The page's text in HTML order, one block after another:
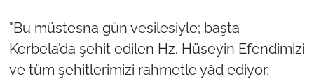
"Bu müstesna gün vesilesiyle; başta
Kerbela’da şehit edilen Hz. Hüseyin Efendimizi
ve tüm şehitlerimizi rahmetle yâd ediyor,